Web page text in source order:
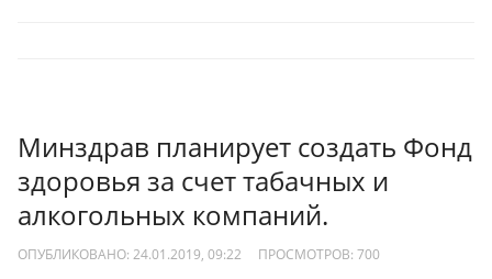
Минздрав планирует создать Фонд
здоровья за счет табачных и
алкогольных компаний.
ОПУБЛИКОВАНО: 24.01.2019, 09:22 ПРОСМОТРОВ: 700